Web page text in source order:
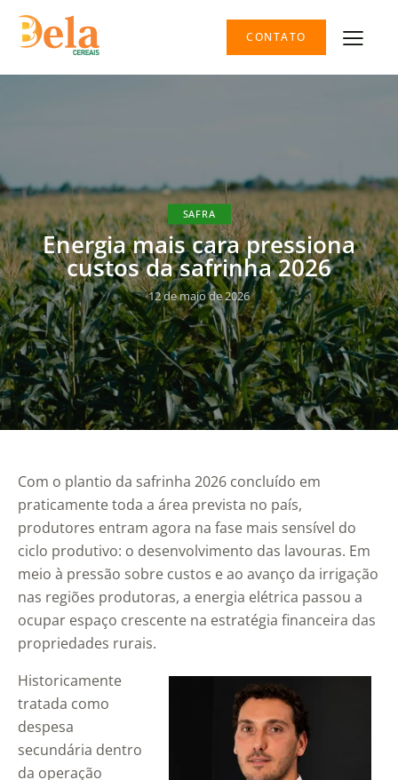
CONTATO
SAFRA
Energia mais cara pressiona
custos da safrinha 2026
12 de maio de 2026
Com o plantio da safrinha 2026 concluído em
praticamente toda a área prevista no país,
produtores entram agora na fase mais sensível do
ciclo produtivo: o desenvolvimento das lavouras. Em
meio à pressão sobre custos e ao avanço da irrigação
nas regiões produtoras, a energia elétrica passou a
ocupar espaço crescente na estratégia financeira das
propriedades rurais.
Historicamente
tratada como
despesa
secundária dentro
da operação